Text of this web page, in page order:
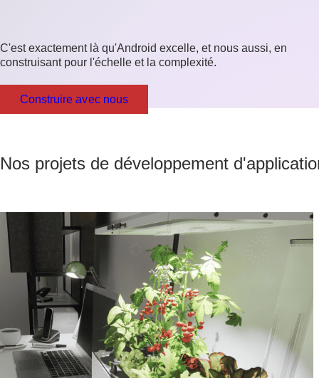
C'est exactement là qu'Android excelle, et nous aussi, en
construisant pour l'échelle et la complexité.
Construire avec nous
Nos projets de développement